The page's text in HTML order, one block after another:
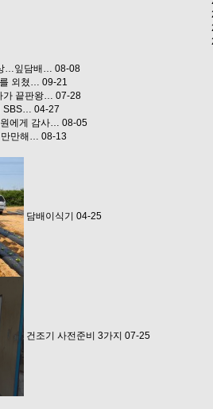
…잎담배… 08-08
외쳤… 09-21
가 끝판왕… 07-28
SBS… 04-27
에게 감사… 08-05
만만해… 08-13
담배이식기 04-25
건조기 사전준비 3가지 07-25